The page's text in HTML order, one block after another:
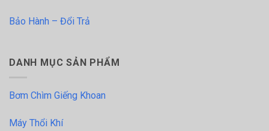
Bảo Hành – Đổi Trả
DANH MỤC SẢN PHẨM
Bơm Chìm Giếng Khoan
Máy Thổi Khí